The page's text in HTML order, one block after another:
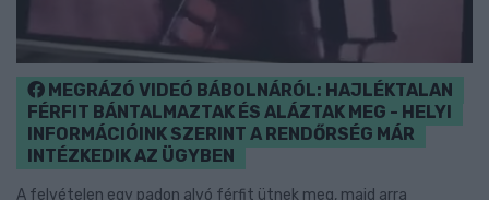
MEGRÁZÓ VIDEÓ BÁBOLNÁRÓL: HAJLÉKTALAN
FÉRFIT BÁNTALMAZTAK ÉS ALÁZTAK MEG - HELYI
INFORMÁCIÓINK SZERINT A RENDŐRSÉG MÁR
INTÉZKEDIK AZ ÜGYBEN
A felvételen egy padon alvó férfit ütnek meg, majd arra